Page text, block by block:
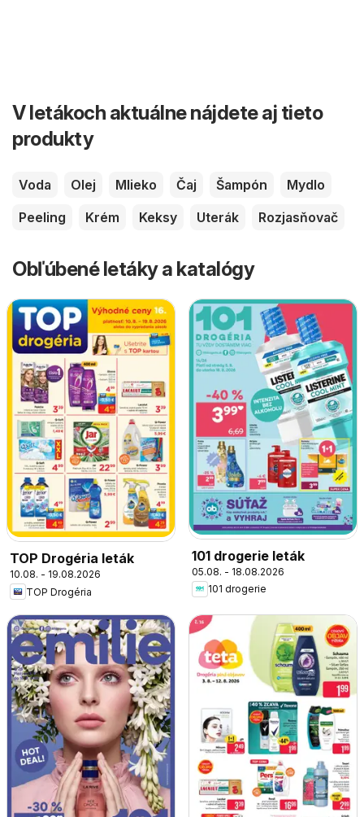
V letákoch aktuálne nájdete aj tieto
produkty
Voda Olej Mlieko Čaj Šampón
Mydlo
Peeling
Krém Keksy Uterák Rozjasňovač
Obľúbené letáky a katalógy
TOP Drogéria leták
10.08. - 19.08.2026
TOP Drogéria
101 drogerie leták
05.08. - 18.08.2026
101 drogerie